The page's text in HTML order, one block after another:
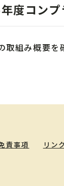
度コン
取組み概要を
責事項 リン